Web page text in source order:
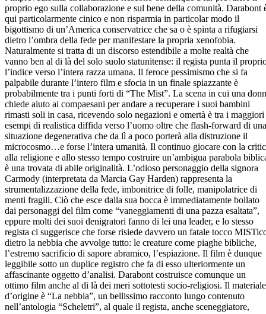
proprio ego sulla collaborazione e sul bene della comunità. Darabont
qui particolarmente cinico e non risparmia in particolar modo il
bigottismo di un’America conservatrice che sa o è spinta a rifugiarsi
dietro l’ombra della fede per manifestare la propria xenofobia.
Naturalmente si tratta di un discorso estendibile a molte realtà che
vanno ben al di là del solo suolo statunitense: il regista punta il
l’indice verso l’intera razza umana. Il feroce pessimismo che si fa
palpabile durante l’intero film e sfocia in un finale spiazzante è
probabilmente tra i punti forti di “The Mist”. La scena in cui una
chiede aiuto ai compaesani per andare a recuperare i suoi bambini
rimasti soli in casa, ricevendo solo negazioni e omertà è tra i maggiori
esempi di realistica diffida verso l’uomo oltre che flash-forward di una
situazione degenerativa che da lì a poco porterà alla distruzione il
microcosmo…e forse l’intera umanità. Il continuo giocare con la
alla religione e allo stesso tempo costruire un’ambigua parabola
è una trovata di abile originalità. L’odioso personaggio della signora
Carmody (interpretata da Marcia Gay Harden) rappresenta la
strumentalizzazione della fede, imbonitrice di folle, manipolatrice di
menti fragili. Ciò che esce dalla sua bocca è immediatamente bollato
dai personaggi del film come “vaneggiamenti di una pazza esaltata”,
eppure molti dei suoi denigratori fanno di lei una leader, e lo stesso
regista ci suggerisce che forse risiede davvero un fatale tocco
dietro la nebbia che avvolge tutto: le creature come piaghe bibliche,
l’estremo sacrificio di sapore abramico, l’espiazione. Il film è dunque
leggibile sotto un duplice registro che fa di esso ulteriormente un
affascinante oggetto d’analisi. Darabont costruisce comunque un
ottimo film anche al di là dei meri sottotesti socio-religiosi. Il materiale
d’origine è “La nebbia”, un bellissimo racconto lungo contenuto
nell’antologia “Scheletri”, al quale il regista, anche sceneggiatore,